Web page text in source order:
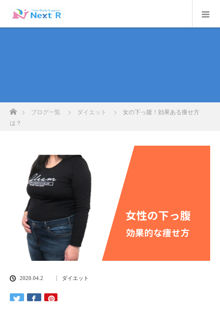
ブログ一覧 ダイエット
女の下っ腹！効果ある痩せ方
は？
2020.04.2 ダイエット